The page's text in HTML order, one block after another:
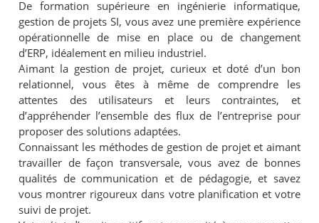
De formation supérieure en ingénierie informatique,
gestion de projets SI, vous avez une première expérience
opérationnelle de mise en place ou de changement
d’ERP, idéalement en milieu industriel.
Aimant la gestion de projet, curieux et doté d’un bon
relationnel, vous êtes à même de comprendre les
attentes des utilisateurs et leurs contraintes, et
d’appréhender l’ensemble des flux de l’entreprise pour
proposer des solutions adaptées.
Connaissant les méthodes de gestion de projet et aimant
travailler de façon transversale, vous avez de bonnes
qualités de communication et de pédagogie, et savez
vous montrer rigoureux dans votre planification et votre
suivi de projet.